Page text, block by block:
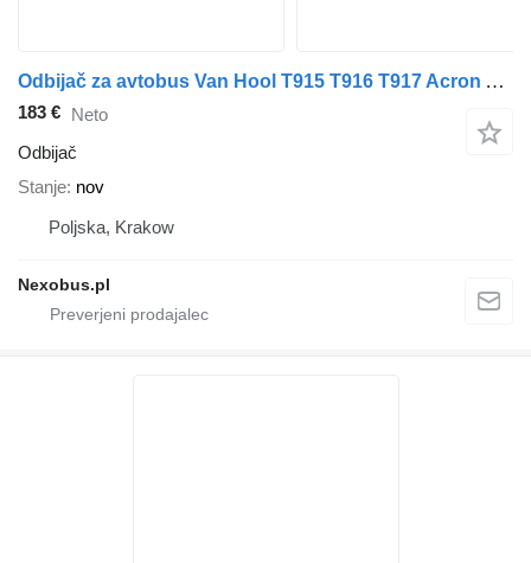
Odbijač za avtobus Van Hool T915 T916 T917 Acron Alicron
183 € Neto
Odbijač
Stanje nov
Poljska, Krakow
Nexobus.pl